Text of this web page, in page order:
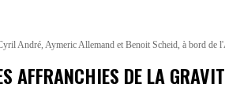
André, Aymeric Allemand et Benoit Scheid, à bord
AFFRANCHIES DE LA